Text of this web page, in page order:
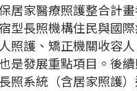
居家醫療照護整合計
型長照機構住民與國
照護、矯正機關收容
是發展重點項目。後
照系統（含居家照護